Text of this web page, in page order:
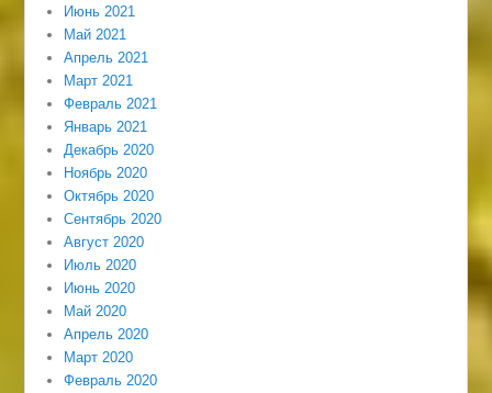
Июнь 2021
Май 2021
Апрель 2021
Март 2021
Февраль 2021
Январь 2021
Декабрь 2020
Ноябрь 2020
Октябрь 2020
Сентябрь 2020
Август 2020
Июль 2020
Июнь 2020
Май 2020
Апрель 2020
Март 2020
Февраль 2020